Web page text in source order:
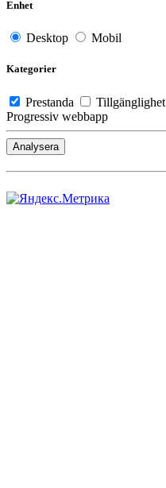
Enhet
Desktop Mobil
Kategorier
Prestanda Tillgänglighet
Progressiv webbapp
Analysera